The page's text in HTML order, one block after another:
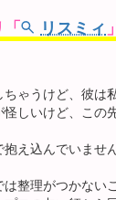
リスミィ
ちゃうけど、彼は
怪しいけど、この
え込んでいませ
は整理がつかない